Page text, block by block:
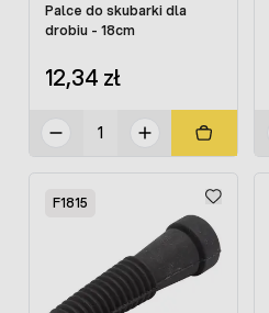
Palce do skubarki dla
drobiu - 18cm
12,34 zł
F1815